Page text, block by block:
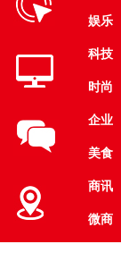
娱乐
科技
时尚
企业
美食
商讯
微商